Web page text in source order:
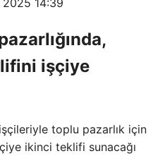
2025 14:39
işçiye
toplu pazarlık için
ikinci teklifi sunacağı